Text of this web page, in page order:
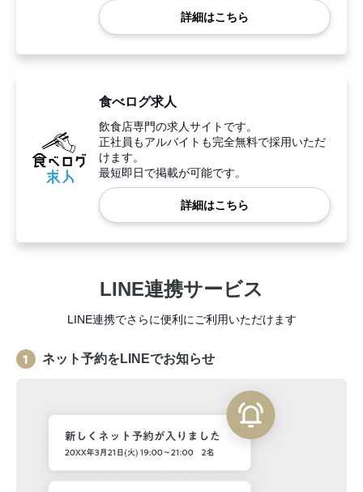
詳細はこちら
食べログ求人
飲食店専門の求人サイトです。
正社員もアルバイトも完全無料で採用いただ
けます。
最短即日で掲載が可能です。
詳細はこちら
LINE連携サービス
LINE連携でさらに便利にご利用いただけます
ネット予約をLINEでお知らせ